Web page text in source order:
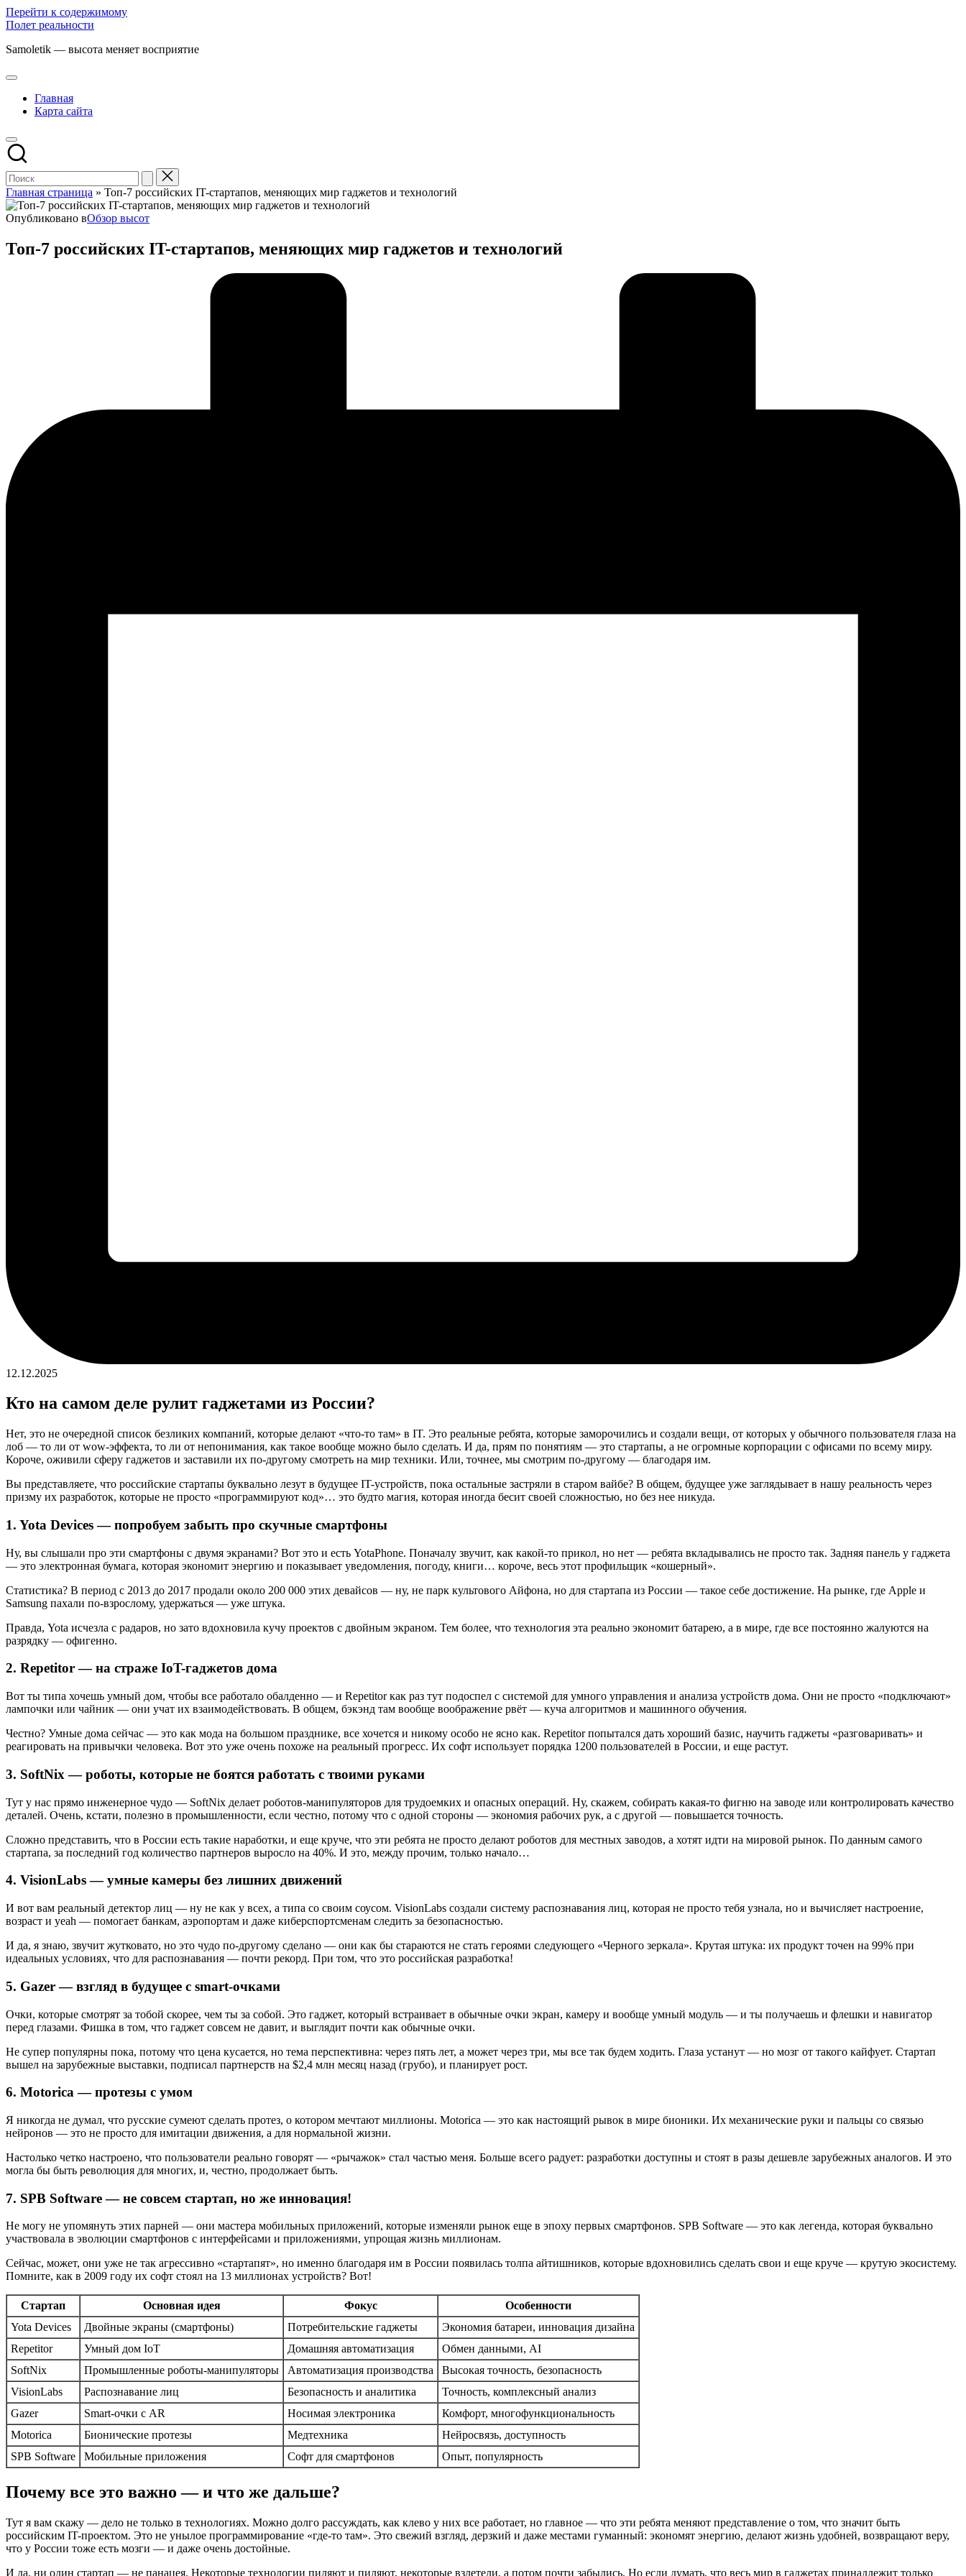
Перейти к содержимому
Полет реальности
Samoletik — высота меняет восприятие
Главная
Карта сайта
Главная страница » Топ-7 российских IT-стартапов, меняющих мир гаджетов и технологий
Опубликовано вОбзор высот
Топ-7 российских IT-стартапов, меняющих мир гаджетов и технологий
12.12.2025
Кто на самом деле рулит гаджетами из России?
Нет, это не очередной список безликих компаний, которые делают «что-то там» в IT. Это реальные ребята, которые заморочились и создали вещи, от которых у обычного пользователя глаза на
лоб — то ли от wow-эффекта, то ли от непонимания, как такое вообще можно было сделать. И да, прям по понятиям — это стартапы, а не огромные корпорации с офисами по всему миру.
Короче, оживили сферу гаджетов и заставили их по-другому смотреть на мир техники. Или, точнее, мы смотрим по-другому — благодаря им.
Вы представляете, что российские стартапы буквально лезут в будущее IT-устройств, пока остальные застряли в старом вайбе? В общем, будущее уже заглядывает в нашу реальность через
призму их разработок, которые не просто «программируют код»… это будто магия, которая иногда бесит своей сложностью, но без нее никуда.
1. Yota Devices — попробуем забыть про скучные смартфоны
Ну, вы слышали про эти смартфоны с двумя экранами? Вот это и есть YotaPhone. Поначалу звучит, как какой-то прикол, но нет — ребята вкладывались не просто так. Задняя панель у гаджета
— это электронная бумага, которая экономит энергию и показывает уведомления, погоду, книги… короче, весь этот профильщик «кошерный».
Статистика? В период с 2013 до 2017 продали около 200 000 этих девайсов — ну, не парк культового Айфона, но для стартапа из России — такое себе достижение. На рынке, где Apple и
Samsung пахали по-взрослому, удержаться — уже штука.
Правда, Yota исчезла с радаров, но зато вдохновила кучу проектов с двойным экраном. Тем более, что технология эта реально экономит батарею, а в мире, где все постоянно жалуются на
разрядку — офигенно.
2. Repetitor — на страже IoT-гаджетов дома
Вот ты типа хочешь умный дом, чтобы все работало обалденно — и Repetitor как раз тут подоспел с системой для умного управления и анализа устройств дома. Они не просто «подключают»
лампочки или чайник — они учат их взаимодействовать. В общем, бэкэнд там вообще воображение рвёт — куча алгоритмов и машинного обучения.
Честно? Умные дома сейчас — это как мода на большом празднике, все хочется и никому особо не ясно как. Repetitor попытался дать хороший базис, научить гаджеты «разговаривать» и
реагировать на привычки человека. Вот это уже очень похоже на реальный прогресс. Их софт использует порядка 1200 пользователей в России, и еще растут.
3. SoftNix — роботы, которые не боятся работать с твоими руками
Тут у нас прямо инженерное чудо — SoftNix делает роботов-манипуляторов для трудоемких и опасных операций. Ну, скажем, собирать какая-то фигню на заводе или контролировать качество
деталей. Очень, кстати, полезно в промышленности, если честно, потому что с одной стороны — экономия рабочих рук, а с другой — повышается точность.
Сложно представить, что в России есть такие наработки, и еще круче, что эти ребята не просто делают роботов для местных заводов, а хотят идти на мировой рынок. По данным самого
стартапа, за последний год количество партнеров выросло на 40%. И это, между прочим, только начало…
4. VisionLabs — умные камеры без лишних движений
И вот вам реальный детектор лиц — ну не как у всех, а типа со своим соусом. VisionLabs создали систему распознавания лиц, которая не просто тебя узнала, но и вычисляет настроение,
возраст и yeah — помогает банкам, аэропортам и даже киберспортсменам следить за безопасностью.
И да, я знаю, звучит жутковато, но это чудо по-другому сделано — они как бы стараются не стать героями следующего «Черного зеркала». Крутая штука: их продукт точен на 99% при
идеальных условиях, что для распознавания — почти рекорд. При том, что это российская разработка!
5. Gazer — взгляд в будущее с smart-очками
Очки, которые смотрят за тобой скорее, чем ты за собой. Это гаджет, который встраивает в обычные очки экран, камеру и вообще умный модуль — и ты получаешь и флешки и навигатор
перед глазами. Фишка в том, что гаджет совсем не давит, и выглядит почти как обычные очки.
Не супер популярны пока, потому что цена кусается, но тема перспективна: через пять лет, а может через три, мы все так будем ходить. Глаза устанут — но мозг от такого кайфует. Стартап
вышел на зарубежные выставки, подписал партнерств на $2,4 млн месяц назад (грубо), и планирует рост.
6. Motorica — протезы с умом
Я никогда не думал, что русские сумеют сделать протез, о котором мечтают миллионы. Motorica — это как настоящий рывок в мире бионики. Их механические руки и пальцы со связью
нейронов — это не просто для имитации движения, а для нормальной жизни.
Настолько четко настроено, что пользователи реально говорят — «рычажок» стал частью меня. Больше всего радует: разработки доступны и стоят в разы дешевле зарубежных аналогов. И это
могла бы быть революция для многих, и, честно, продолжает быть.
7. SPB Software — не совсем стартап, но же инновация!
Не могу не упомянуть этих парней — они мастера мобильных приложений, которые изменяли рынок еще в эпоху первых смартфонов. SPB Software — это как легенда, которая буквально
участвовала в эволюции смартфонов с интерфейсами и приложениями, упрощая жизнь миллионам.
Сейчас, может, они уже не так агрессивно «стартапят», но именно благодаря им в России появилась толпа айтишников, которые вдохновились сделать свои и еще круче — крутую экосистему.
Помните, как в 2009 году их софт стоял на 13 миллионах устройств? Вот!
Стартап Основная идея Фокус
Особенности
Yota Devices
Двойные экраны (смартфоны) Потребительские гаджеты
Экономия батареи, инновация дизайна
Repetitor
Умный дом IoT Домашняя автоматизация
Обмен данными, AI
SoftNix
Промышленные роботы-манипуляторы Автоматизация производства
Высокая точность, безопасность
VisionLabs
Распознавание лиц Безопасность и аналитика
Точность, комплексный анализ
Gazer
Smart-очки с AR Носимая электроника
Комфорт, многофункциональность
Motorica
Бионические протезы Медтехника
Нейросвязь, доступность
SPB Software
Мобильные приложения Софт для смартфонов Опыт, популярность
Почему все это важно — и что же дальше?
Тут я вам скажу — дело не только в технологиях. Можно долго рассуждать, как клево у них все работает, но главное — что эти ребята меняют представление о том, что значит быть
российским IT-проектом. Это не унылое программирование «где-то там». Это свежий взгляд, дерзкий и даже местами гуманный: экономят энергию, делают жизнь удобней, возвращают веру,
что у России тоже есть мозги — и даже очень достойные.
И да, ни один стартап — не панацея. Некоторые технологии пиляют и пиляют, некоторые взлетели, а потом почти забылись. Но если думать, что весь мир в гаджетах принадлежит только